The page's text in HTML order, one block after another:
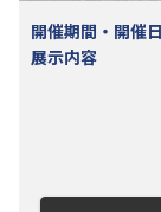
開催期間・開催日
展示内容